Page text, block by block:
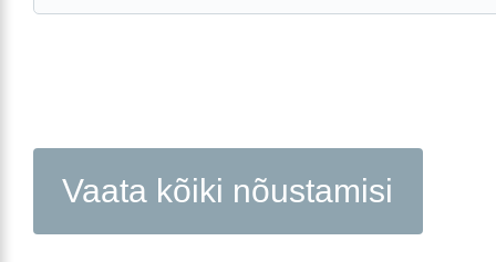
Vaata kõiki nõustamisi